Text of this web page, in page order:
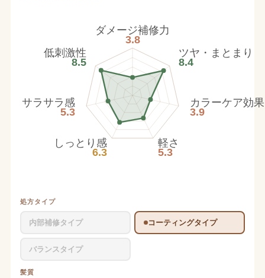
ダメージ補修力
3.8
ツヤ・まとまり
8.4
カラーケア効果
3.9
軽さ
5.3
しっとり感
6.3
サラサラ感
5.3
低刺激性
8.5
処方タイプ
内部補修タイプ コーティングタイプ
バランスタイプ
髪質